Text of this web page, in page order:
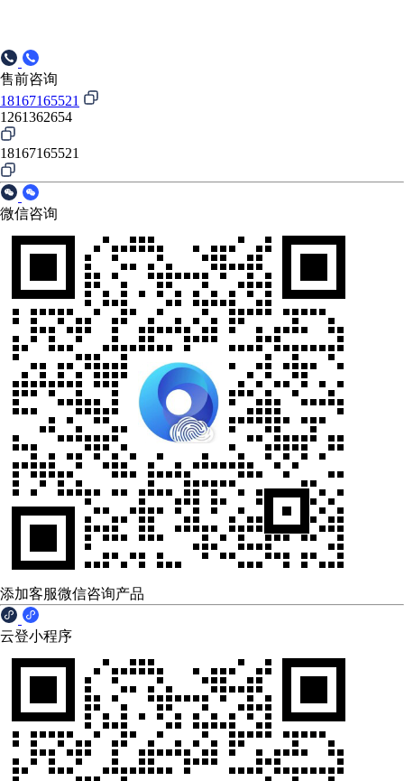
售前咨询
18167165521
1261362654
18167165521
微信咨询
添加客服微信咨询产品
云登小程序